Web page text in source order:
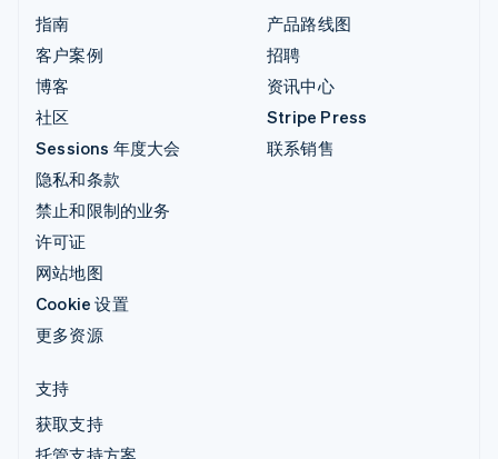
指南
客户案例
博客
社区
Sessions 年度大会
隐私和条款
禁止和限制的业务
许可证
网站地图
Cookie 设置
更多资源
产品路线图
招聘
资讯中心
Stripe Press
联系销售
支持
获取支持
托管支持方案